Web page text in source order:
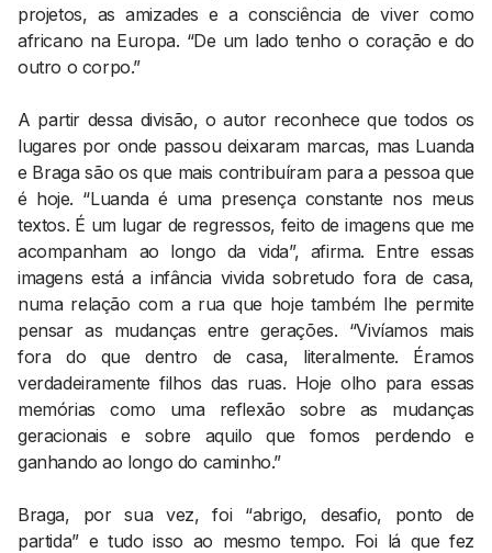
projetos, as amizades e a consciência de viver como
africano na Europa. “De um lado tenho o coração e do
outro o corpo.”
A partir dessa divisão, o autor reconhece que todos os
lugares por onde passou deixaram marcas, mas Luanda
e Braga são os que mais contribuíram para a pessoa que
é hoje. “Luanda é uma presença constante nos meus
textos. É um lugar de regressos, feito de imagens que me
acompanham ao longo da vida”, afirma. Entre essas
imagens está a infância vivida sobretudo fora de casa,
numa relação com a rua que hoje também lhe permite
pensar as mudanças entre gerações. “Vivíamos mais
fora do que dentro de casa, literalmente. Éramos
verdadeiramente filhos das ruas. Hoje olho para essas
memórias como uma reflexão sobre as mudanças
geracionais e sobre aquilo que fomos perdendo e
ganhando ao longo do caminho.”
Braga, por sua vez, foi “abrigo, desafio, ponto de
partida” e tudo isso ao mesmo tempo. Foi lá que fez